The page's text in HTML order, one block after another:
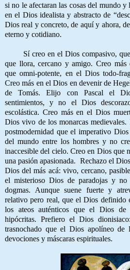
si no le afectaran las cosas del mundo
en el Dios idealista y abstracto de
Dios real y concreto, de aquí y ahora,
eterno y cotidiano.
Sí creo en el Dios compasivo,
que llora, cercano y amigo. Creo
que omni-potente, en el Dios todo-
Creo más en el Dios en devenir de
de Tomás. Elijo con Pascal el
sentimientos, y no el Dios
escolástica. Creo más en el Dios
Dios vivo de los monarcas
postmodernidad que el imperativo
del mundo entre los hombres y no
inaccesible del cielo. Creo en Dios que
una pasión apasionada. Rechazo el
Dios del más acá: vivo, cercano,
el misterioso Dios de paradojas y
dogmas. Aunque suene fuerte y
relativo pero real, que el Dios definido
los ateos auténticos que el Dios de
hipócritas. Prefiero el Dios
trasnochado que el Dios apolíneo de
devociones y máscaras espirituales.